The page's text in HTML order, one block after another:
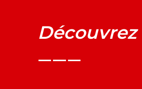
Découvrez